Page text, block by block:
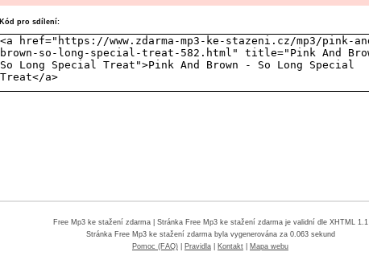
Kód pro sdílení:
Free Mp3 ke stažení zdarma| Stránka Free Mp3 ke stažení zdarma je validní dle XHTML 1.1
Stránka Free Mp3 ke stažení zdarmabyla vygenerována za 0.063 sekund
Pomoc (FAQ)
Pravidla Kontakt Mapa webu